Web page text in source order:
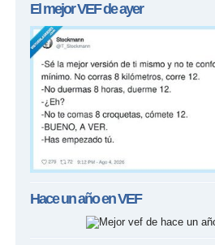
El mejorVEFde ayer
Hace un año enVEF